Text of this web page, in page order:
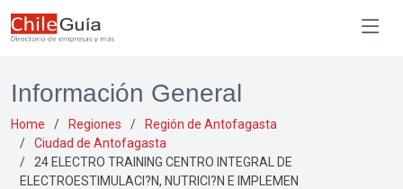
Información General
Home Regiones
Región de Antofagasta
Ciudad de Antofagasta
24 ELECTRO TRAINING CENTRO INTEGRAL DE
ELECTROESTIMULACI?N, NUTRICI?N E IMPLEMEN